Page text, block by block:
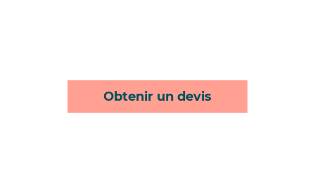
Obtenir un devis